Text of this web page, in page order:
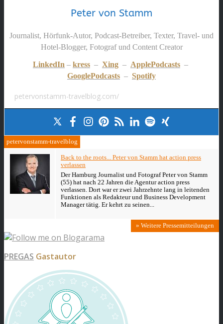
Peter von Stamm
Journalist, Hörfunk-Autor, Podcast-Betreiber, Texter, Travel- und
Hotel-Blogger, Fotograf und Content Creator
LinkedIn – kress – Xing – ApplePodcasts –
GooglePodcasts – Spotify
petervonstamm-travelblog.com/
petervonstamm-travelblog
Back to the roots... Peter von Stamm hat action press
verlassen
Der Hamburg Journalist und Fotograf Peter von Stamm
(55) hat nach 22 Jahren die Agentur action press
verlassen. Dort war er zwei Jahrzehnte lang in leitenden
Funktionen als Redakteur und Business Development
Manager tätig. Er kehrt zu seinen...
» Weitere Pressemitteilungen
PREGAS Gastautor